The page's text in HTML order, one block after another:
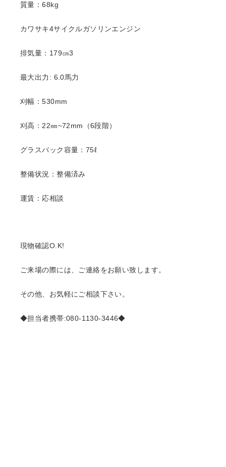
質量：68kg
カワサキ4サイクルガソリンエンジン
排気量：179㎝3
最大出力: 6.0馬力
刈幅：530mm
刈高：22㎜~72mm（6段階）
グラスバック容量：75ℓ
整備状況：整備済み
運賃：応相談
現物確認O.K!
ご来場の際には、ご連絡をお願い致します。
その他、お気軽にご相談下さい。
◆担当者携帯:080-1130-3446◆